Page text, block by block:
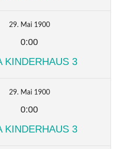
29. Mai 1900
0:00
KINDERHAUS 3
29. Mai 1900
0:00
KINDERHAUS 3